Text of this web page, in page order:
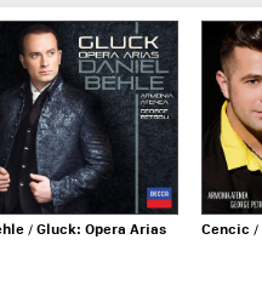
/ Gluck: Opera Arias Cencic /